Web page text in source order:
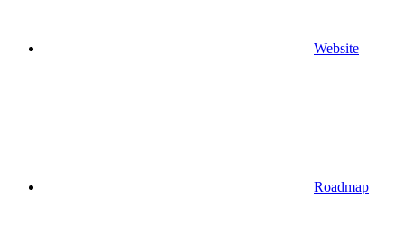
Website
Roadmap